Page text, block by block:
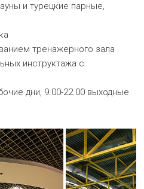
и турецкие парные,
тренажерного зала
инструктажа с
дни, 9.00-22.00 выходные